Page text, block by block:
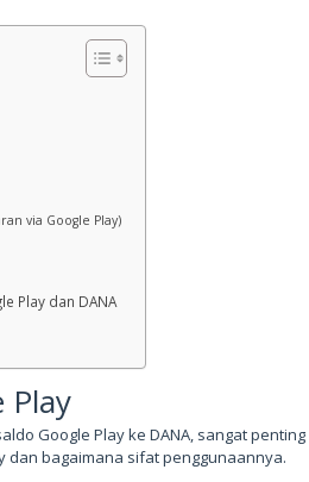
via Google Play)
Play dan DANA
Play
Google Play ke DANA, sangat penting
dan bagaimana sifat penggunaannya.